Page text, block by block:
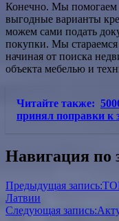
Конечно. Мы помогаем
выгодные варианты
можем сами подать
покупки. Мы стараемся
начиная от поиска
объекта мебелью и
Читайте также:
принял поправки к
Навигация по
Предыдущая запись:
Латвии
Следующая запись: